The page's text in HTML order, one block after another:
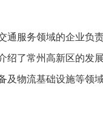
通服务领域的企业负
绍了常州高新区的发
及物流基础设施等领